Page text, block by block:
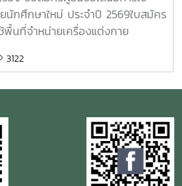
กศึกษาใหม่ ประจำปี 2569ใบสมัคร
นที่จำหน่ายเครื่องแต่งกาย
แต่งกายนักศึกษาใหม่ ประจำปี
อเสนอการใช้พื้นที่สามารถรับแบบ
ารงานทรัพย์สินและกิจการพิเศษ อา
วิทยาลัยแม่โจ้
3122